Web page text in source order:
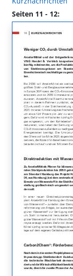
Seiten 11 - 12: